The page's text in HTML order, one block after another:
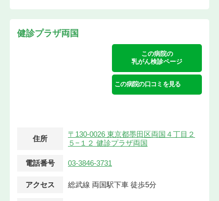
健診プラザ両国
この病院の
乳がん検診ページ
この病院の口コミを見る
住所
〒130-0026 東京都墨田区両国４丁目２
５−１２ 健診プラザ両国
電話番号 03-3846-3731
アクセス 総武線 両国駅下車 徒歩5分